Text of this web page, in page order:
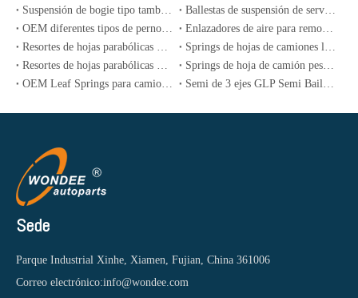
Suspensión de bogie tipo tambor de Alemania 24T-36T para semirremolques y camiones
Ballestas de suspensión de servicio pesado convencionales para semirremolques
OEM diferentes tipos de pernos de ruedas para semi de servicio pesado y eje de camión
Enlazadores de aire para remolques y camiones de servicio pesado: experiencia y rendimiento
Resortes de hojas parabólicas de servicio ligero de alto rendimiento para camiones y remolques
Springs de hojas de camiones ligeros profesionales para aplicaciones industriales y de transporte
Resortes de hojas parabólicas de servicio pesado para camiones y remolques industriales
Springs de hoja de camión pesado: mejora de la durabilidad y el rendimiento en el transporte industrial
OEM Leaf Springs para camiones de EE. UU. Y suspensiones industriales
Semi de 3 ejes GLP Semi Bailer para transporte de gas de petróleo líquido
Sede
Parque Industrial Xinhe, Xiamen, Fujian, China 361006
Correo electrónico:info@wondee.com